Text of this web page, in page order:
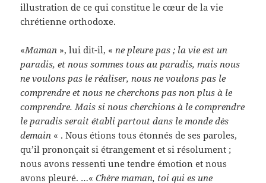
illustration de ce qui constitue le cœur de la vie
chrétienne orthodoxe.
«Maman », lui dit-il, «ne pleure pas ; la vie est un
paradis, et nous sommes tous au paradis, mais nous
ne voulons pas le réaliser, nous ne voulons pas le
comprendre et nous ne cherchons pas non plus à le
comprendre. Mais si nous cherchions à le comprendre
le paradis serait établi partout dans le monde dès
demain « . Nous étions tous étonnés de ses paroles,
qu’il prononçait si étrangement et si résolument ;
nous avons ressenti une tendre émotion et nous
avons pleuré. …«Chère maman, toi qui es une